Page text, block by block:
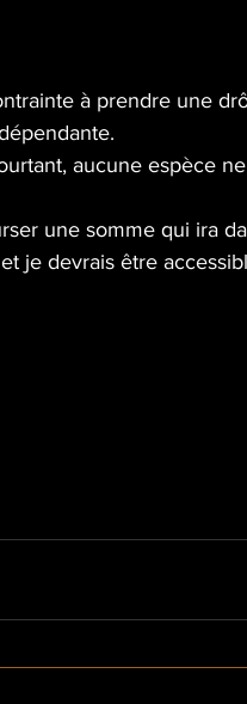
à prendre une
aucune espèce
une somme qui ira
je devrais être